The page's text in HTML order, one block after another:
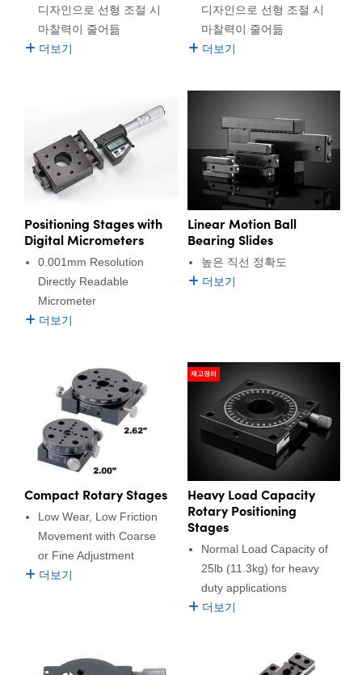
디자인으로 선형 조절 시
마찰력이 줄어듦
더보기
디자인으로 선형 조절 시
마찰력이 줄어듦
더보기
Positioning Stages with
Digital Micrometers
0.001mm Resolution
Directly Readable
Micrometer
더보기
Linear Motion Ball
Bearing Slides
높은 직선 정확도
더보기
Compact Rotary Stages
Low Wear, Low Friction
Movement with Coarse
or Fine Adjustment
더보기
재고정리
Heavy Load Capacity
Rotary Positioning
Stages
Normal Load Capacity of
25lb (11.3kg) for heavy
duty applications
더보기